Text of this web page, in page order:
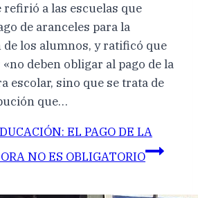
refirió a las escuelas que
de aranceles para la
los alumnos, y ratificó que
deben obligar al pago de la
escolar, sino que se trata de
que…
EL PAGO DE LA
NO ES OBLIGATORIO